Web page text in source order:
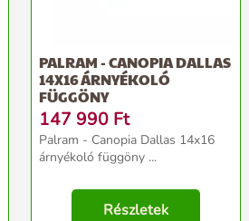
PALRAM - CANOPIA DALLAS
14X16 ÁRNYÉKOLÓ
FÜGGÖNY
147 990 Ft
Palram - Canopia Dallas 14x16
árnyékoló függöny ...
Részletek